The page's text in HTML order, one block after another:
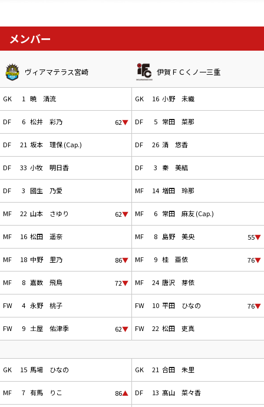
メンバー
ヴィアマテラス宮崎
GK 1 暁 清流
DF 6 松井 彩乃 62▼
DF 21 坂本 理保 (Cap.)
DF 33 小牧 明日香
DF 3 國生 乃愛
MF 22 山本 さゆり 62▼
MF 16 松田 遥奈
MF 18 中野 里乃 86▼
MF 8 嘉数 飛鳥 72▼
FW 4 永野 桃子
FW 9 土屋 佑津季 62▼
GK 15 馬場 ひなの
MF 7 有馬 りこ 86▲
伊賀ＦＣくノ一三重
GK 16 小野 未織
DF 5 常田 菜那
DF 26 清 悠香
DF 3 秦 美結
MF 14 増田 玲那
MF 6 常田 麻友 (Cap.)
MF 8 島野 美央 55▼
MF 9 桂 亜依 76▼
MF 24 唐沢 芽依
FW 10 平田 ひなの 76▼
FW 22 松田 吏真
GK 21 合田 朱里
DF 13 髙山 菜々香